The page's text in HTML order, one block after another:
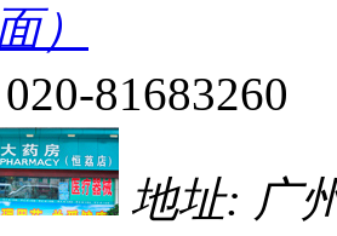
）
020-81683260
地址: 广